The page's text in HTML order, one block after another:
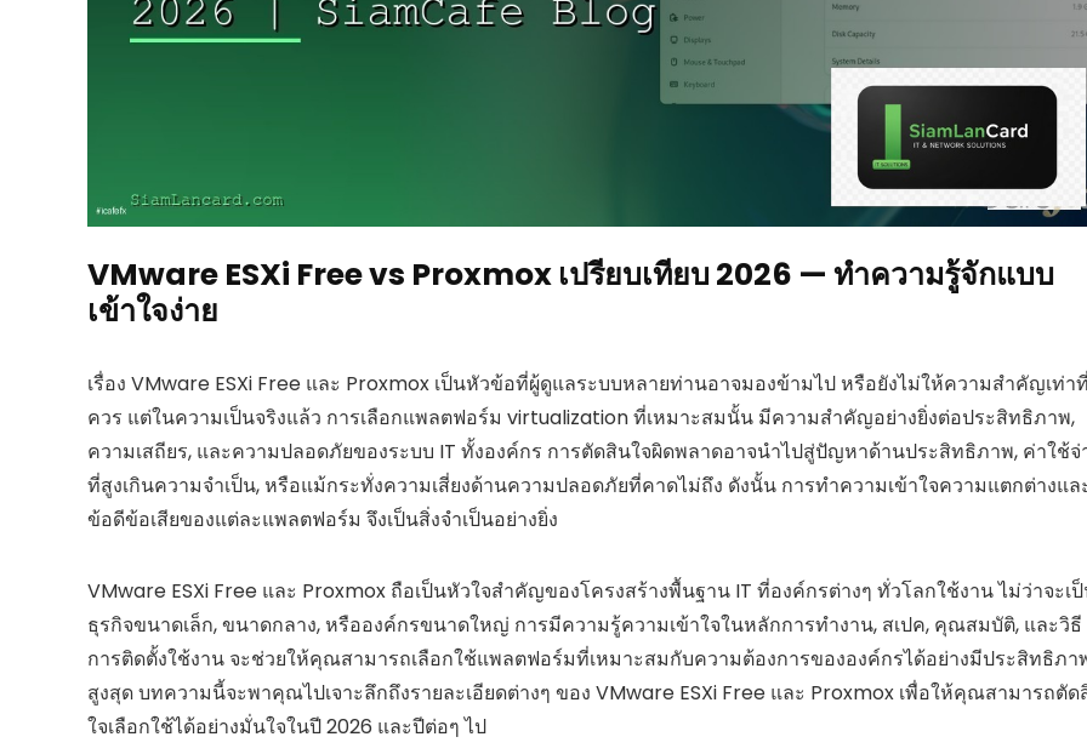
VMware ESXi Free vs Proxmox เปรียบเทียบ 2026 — ทำความรู้จักแบบ
เข้าใจง่าย
เรื่อง VMware ESXi Free และ Proxmox เป็นหัวข้อที่ผู้ดูแลระบบหลายท่านอาจมองข้ามไป หรือยังไม่ให้ความสำคัญเท่าที่
ควร แต่ในความเป็นจริงแล้ว การเลือกแพลตฟอร์ม virtualization ที่เหมาะสมนั้น มีความสำคัญอย่างยิ่งต่อประสิทธิภาพ,
ความเสถียร, และความปลอดภัยของระบบ IT ทั้งองค์กร การตัดสินใจผิดพลาดอาจนำไปสู่ปัญหาด้านประสิทธิภาพ, ค่าใช้จ่
ที่สูงเกินความจำเป็น, หรือแม้กระทั่งความเสี่ยงด้านความปลอดภัยที่คาดไม่ถึง ดังนั้น การทำความเข้าใจความแตกต่างแล
ข้อดีข้อเสียของแต่ละแพลตฟอร์ม จึงเป็นสิ่งจำเป็นอย่างยิ่ง
VMware ESXi Free และ Proxmox ถือเป็นหัวใจสำคัญของโครงสร้างพื้นฐาน IT ที่องค์กรต่างๆ ทั่วโลกใช้งาน ไม่ว่าจะเ
ธุรกิจขนาดเล็ก, ขนาดกลาง, หรือองค์กรขนาดใหญ่ การมีความรู้ความเข้าใจในหลักการทำงาน, สเปค, คุณสมบัติ, และวิธี
การติดตั้งใช้งาน จะช่วยให้คุณสามารถเลือกใช้แพลตฟอร์มที่เหมาะสมกับความต้องการขององค์กรได้อย่างมีประสิทธิภา
สูงสุด บทความนี้จะพาคุณไปเจาะลึกถึงรายละเอียดต่างๆ ของ VMware ESXi Free และ Proxmox เพื่อให้คุณสามารถตั
ใจเลือกใช้ได้อย่างมั่นใจในปี 2026 และปีต่อๆ ไป